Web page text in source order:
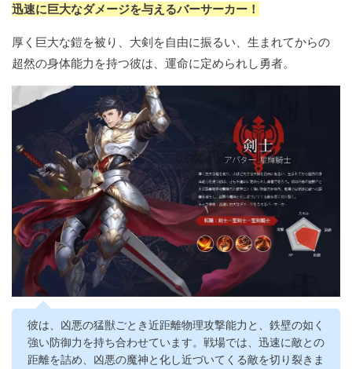
迅速に巨大なダメージを与えるバーサーカー！
厚く巨大な鎧を被り、大剣を自由に振るい、生まれてからの
超然の身体能力を持つ彼は、運命に定められし勇者。
彼は、凶悪の猛獣ごとき近距離物理攻撃能力と、鉄壁の如く
強い防御力を持ち合わせています。戦場では、迅速に敵との
距離を詰め、凶悪の魔神と化し近づいてくる敵を切り裂きま